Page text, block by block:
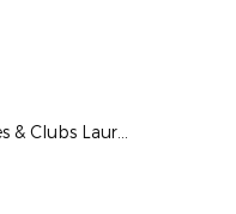
Soirée Bénévoles & Clubs Lauréats Engagement DFCO 13-03